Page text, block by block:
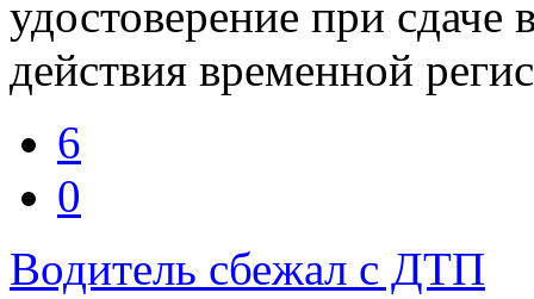
удостоверение при сдаче
действия временной
6
0
Водитель сбежал с ДТП